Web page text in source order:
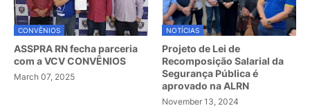
CONVÊNIOS
ASSPRA RN fecha parceria
com a VCV CONVÊNIOS
March 07, 2025
NOTÍCIAS
Projeto de Lei de
Recomposição Salarial da
Segurança Pública é
aprovado na ALRN
November 13, 2024